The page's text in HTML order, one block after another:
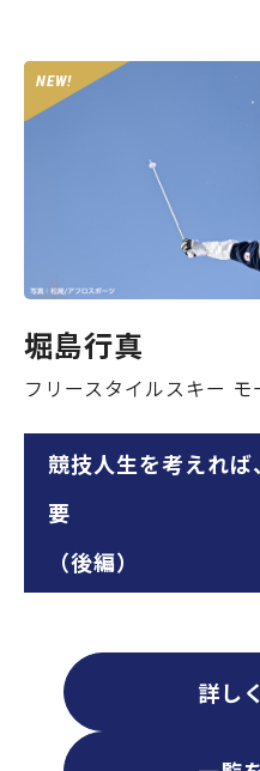
堀島行真
フリースタイルスキー モ
競技人生を考えれ
要
（後編）
詳し